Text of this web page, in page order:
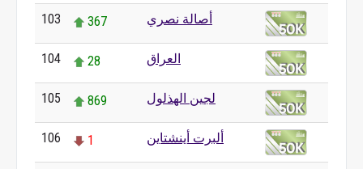
103 367 أصالة نصري
104 28 العراق
105 869 لجين الهذلول
106 1 ألبرت أينشتاين